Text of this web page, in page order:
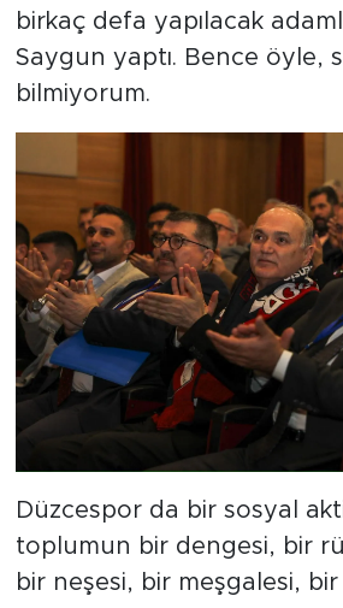
birkaç defa yapılacak
Saygun yaptı. Bence öyle,
bilmiyorum.
Düzcespor da bir sosyal
toplumun bir dengesi, bir
bir neşesi, bir meşgalesi,